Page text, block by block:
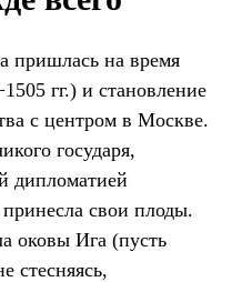
пришлась на время
гг.) и становление
с центром в Москве.
государя,
дипломатией
свои плоды.
оковы Ига (пусть
стесняясь,